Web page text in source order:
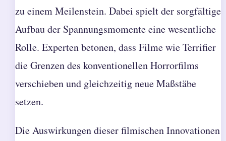
zu einem Meilenstein. Dabei spielt der sorgfältige
Aufbau der Spannungsmomente eine wesentliche
Rolle. Experten betonen, dass Filme wie Terrifier
die Grenzen des konventionellen Horrorfilms
verschieben und gleichzeitig neue Maßstäbe
setzen.
Die Auswirkungen dieser filmischen Innovationen